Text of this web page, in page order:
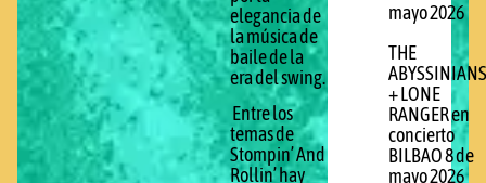
elegancia de
la música de
baile de la
era del swing.
Entre los
temas de
Stompin’ And
Rollin’ hay
mayo 2026
THE
ABYSSINIANS
+ LONE
RANGER en
concierto
BILBAO 8 de
mayo 2026